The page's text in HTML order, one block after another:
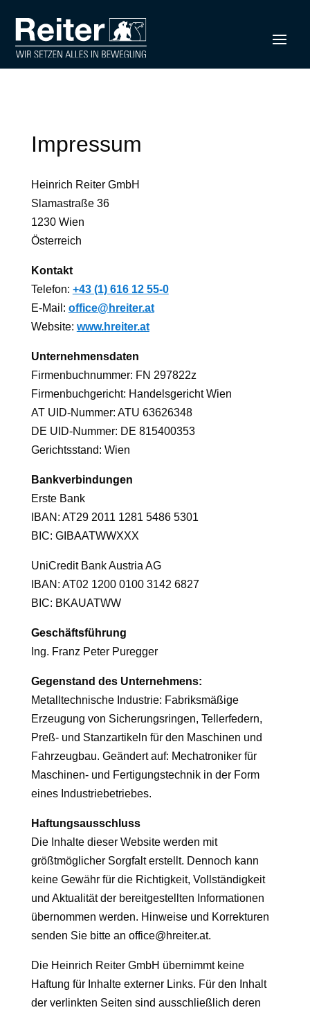
Impressum
Heinrich Reiter GmbH
Slamastraße 36
1230 Wien
Österreich
Kontakt
Telefon: +43 (1) 616 12 55-0
E-Mail: office@hreiter.at
Website: www.hreiter.at
Unternehmensdaten
Firmenbuchnummer: FN 297822z
Firmenbuchgericht: Handelsgericht Wien
AT UID-Nummer: ATU 63626348
DE UID-Nummer: DE 815400353
Gerichtsstand: Wien
Bankverbindungen
Erste Bank
IBAN: AT29 2011 1281 5486 5301
BIC: GIBAATWWXXX
UniCredit Bank Austria AG
IBAN: AT02 1200 0100 3142 6827
BIC: BKAUATWW
Geschäftsführung
Ing. Franz Peter Puregger
Gegenstand des Unternehmens:
Metalltechnische Industrie: Fabriksmäßige
Erzeugung von Sicherungsringen, Tellerfedern,
Preß- und Stanzartikeln für den Maschinen und
Fahrzeugbau. Geändert auf: Mechatroniker für
Maschinen- und Fertigungstechnik in der Form
eines Industriebetriebes.
Haftungsausschluss
Die Inhalte dieser Website werden mit
größtmöglicher Sorgfalt erstellt. Dennoch kann
keine Gewähr für die Richtigkeit, Vollständigkeit
und Aktualität der bereitgestellten Informationen
übernommen werden. Hinweise und Korrekturen
senden Sie bitte an office@hreiter.at.
Die Heinrich Reiter GmbH übernimmt keine
Haftung für Inhalte externer Links. Für den Inhalt
der verlinkten Seiten sind ausschließlich deren